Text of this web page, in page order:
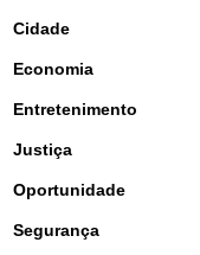
Cidade
Economia
Entretenimento
Justiça
Oportunidade
Segurança